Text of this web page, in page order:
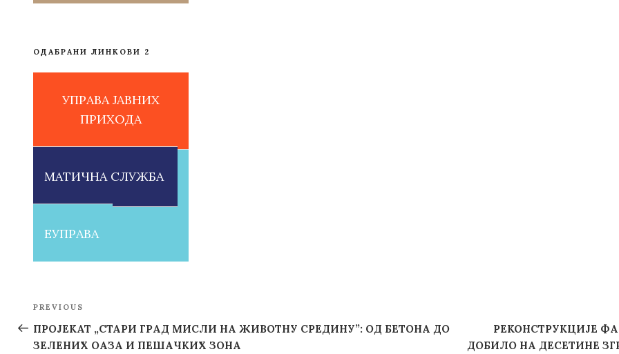
ОДАБРАНИ ЛИНКОВИ 2
УПРАВА ЈАВНИХ
ПРИХОДА
МАТИЧНА СЛУЖБА
ЕУПРАВА
Post
navigation
Previous
Post
PREVIOUS
ПРОЈЕКАТ „СТАРИ ГРАД МИСЛИ НА ЖИВОТНУ СРЕДИНУ”: ОД БЕТОНА ДО
ЗЕЛЕНИХ ОАЗА И ПЕШАЧКИХ ЗОНА
РЕКОНСТРУКЦИЈЕ
ДОБИЛО НА ДЕСЕТИНЕ